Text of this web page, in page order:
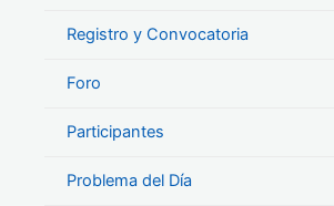
Registro y Convocatoria
Foro
Participantes
Problema del Día